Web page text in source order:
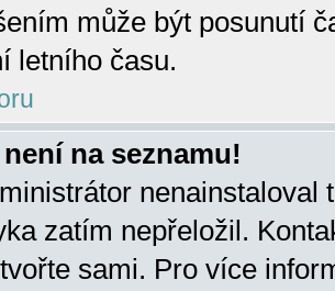
může být posunutí
letního času.
na seznamu!
nenainstaloval
zatím nepřeložil.
sami. Pro více